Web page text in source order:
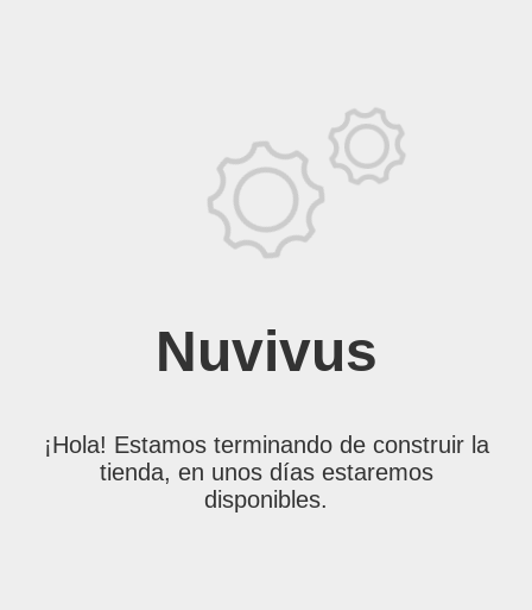
Nuvivus
¡Hola! Estamos terminando de construir la
tienda, en unos días estaremos
disponibles.